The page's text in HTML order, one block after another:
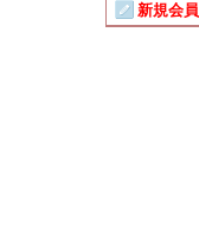
新規会